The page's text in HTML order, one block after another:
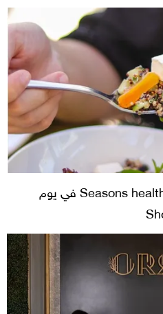
لو عامل دايت ممكن تجرب Seasons healthy في يوم